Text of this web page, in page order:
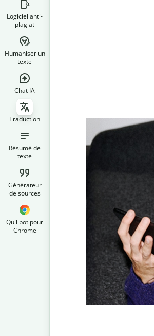
Logiciel anti-
plagiat
Humaniser un
texte
Chat IA
Traduction
Résumé de
texte
Générateur
de sources
Quillbot pour
Chrome